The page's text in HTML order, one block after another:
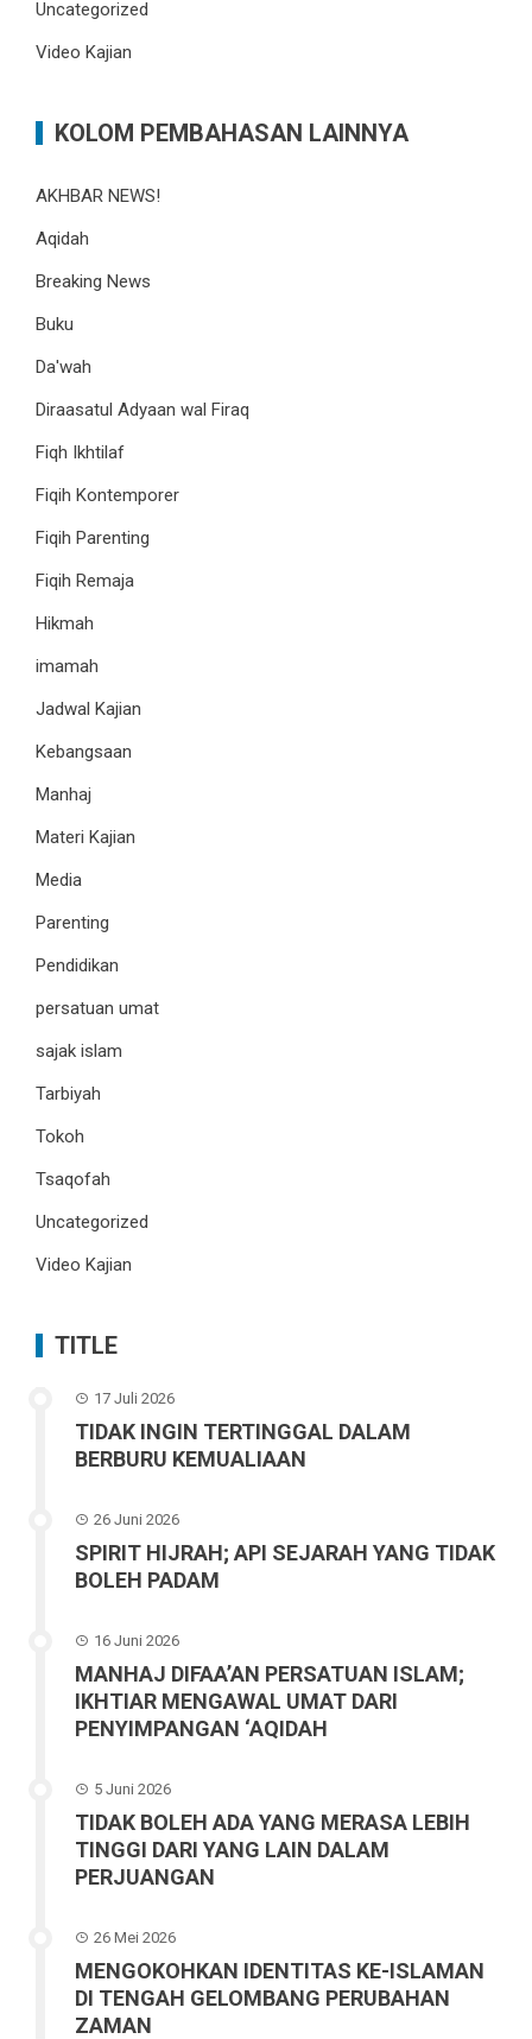
Uncategorized
Video Kajian
KOLOM PEMBAHASAN LAINNYA
AKHBAR NEWS!
Aqidah
Breaking News
Buku
Da'wah
Diraasatul Adyaan wal Firaq
Fiqh Ikhtilaf
Fiqih Kontemporer
Fiqih Parenting
Fiqih Remaja
Hikmah
imamah
Jadwal Kajian
Kebangsaan
Manhaj
Materi Kajian
Media
Parenting
Pendidikan
persatuan umat
sajak islam
Tarbiyah
Tokoh
Tsaqofah
Uncategorized
Video Kajian
TITLE
17 Juli 2026
TIDAK INGIN TERTINGGAL DALAM
BERBURU KEMUALIAAN
26 Juni 2026
SPIRIT HIJRAH; API SEJARAH YANG TIDAK
BOLEH PADAM
16 Juni 2026
MANHAJ DIFAA’AN PERSATUAN ISLAM;
IKHTIAR MENGAWAL UMAT DARI
PENYIMPANGAN ‘AQIDAH
5 Juni 2026
TIDAK BOLEH ADA YANG MERASA LEBIH
TINGGI DARI YANG LAIN DALAM
PERJUANGAN
26 Mei 2026
MENGOKOHKAN IDENTITAS KE-ISLAMAN
DI TENGAH GELOMBANG PERUBAHAN
ZAMAN